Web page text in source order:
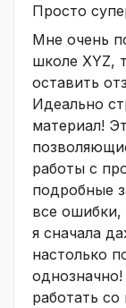
Просто
Мне очень
школе XYZ,
оставить
Идеально
материал!
работы с
подробные
все ошибки,
я сначала
настолько
работать